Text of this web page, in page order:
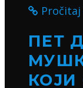
Pročitaj
ПЕТ